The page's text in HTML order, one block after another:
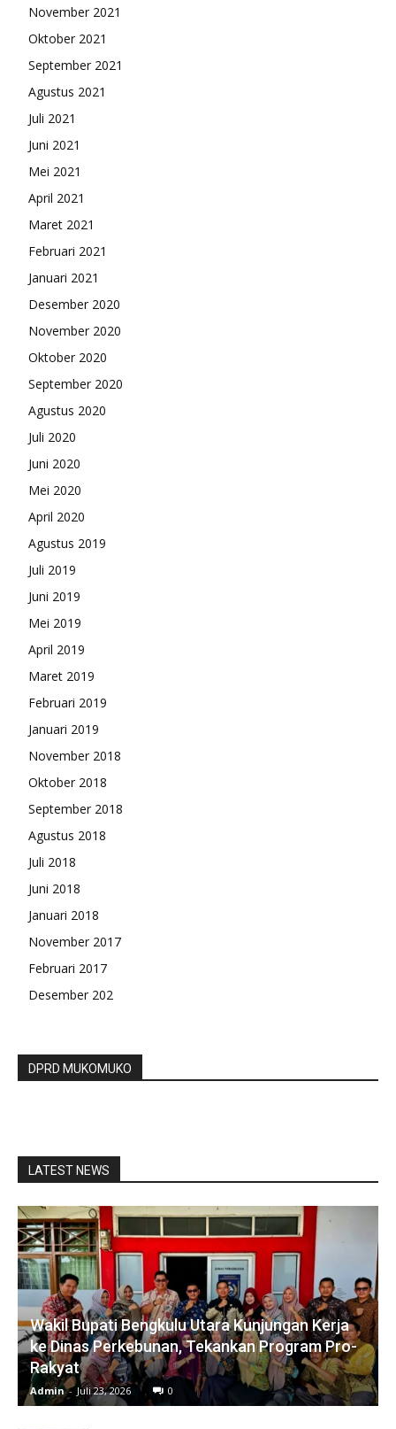
November 2021
Oktober 2021
September 2021
Agustus 2021
Juli 2021
Juni 2021
Mei 2021
April 2021
Maret 2021
Februari 2021
Januari 2021
Desember 2020
November 2020
Oktober 2020
September 2020
Agustus 2020
Juli 2020
Juni 2020
Mei 2020
April 2020
Agustus 2019
Juli 2019
Juni 2019
Mei 2019
April 2019
Maret 2019
Februari 2019
Januari 2019
November 2018
Oktober 2018
September 2018
Agustus 2018
Juli 2018
Juni 2018
Januari 2018
November 2017
Februari 2017
Desember 202
DPRD MUKOMUKO
LATEST NEWS
Wakil Bupati Bengkulu Utara Kunjungan Kerja
ke Dinas Perkebunan, Tekankan Program Pro-
Rakyat
Admin - Juli 23, 2026 0